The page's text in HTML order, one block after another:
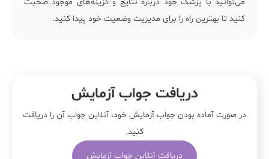
کنید تا بهترین راه را برای مدیریت وضعیت خود پیدا کنید.
دریافت جواب آزمایش
در صورت آماده بودن جواب آزمایش خود، آنلاین جواب‌ آن را دریافت
کنید.
دریافت آنلاین جواب آزمایش